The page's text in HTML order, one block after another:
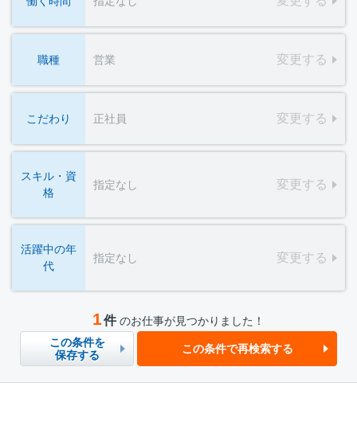
職種 営業 変更する
こだわり 正社員 変更する
スキル・資
格
指定なし 変更する
活躍中の年
代
指定なし 変更する
1件 のお仕事が見つかりました！
この条件を
保存する
この条件で再検索する